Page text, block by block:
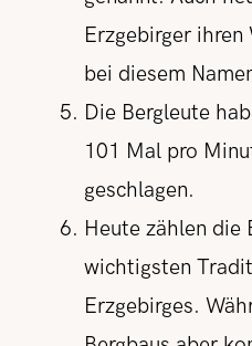
Erzgebirger
bei diesem
Die Bergleute
101 Mal pro
geschlagen.
Heute zählen die
wichtigsten
Erzgebirges.